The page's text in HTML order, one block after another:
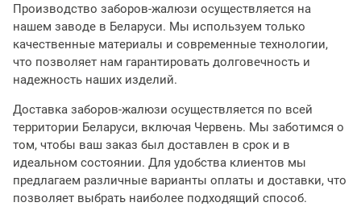
Производство заборов-жалюзи осуществляется на
нашем заводе в Беларуси. Мы используем только
качественные материалы и современные технологии,
что позволяет нам гарантировать долговечность и
надежность наших изделий.
Доставка заборов-жалюзи осуществляется по всей
территории Беларуси, включая Червень. Мы заботимся о
том, чтобы ваш заказ был доставлен в срок и в
идеальном состоянии. Для удобства клиентов мы
предлагаем различные варианты оплаты и доставки, что
позволяет выбрать наиболее подходящий способ.